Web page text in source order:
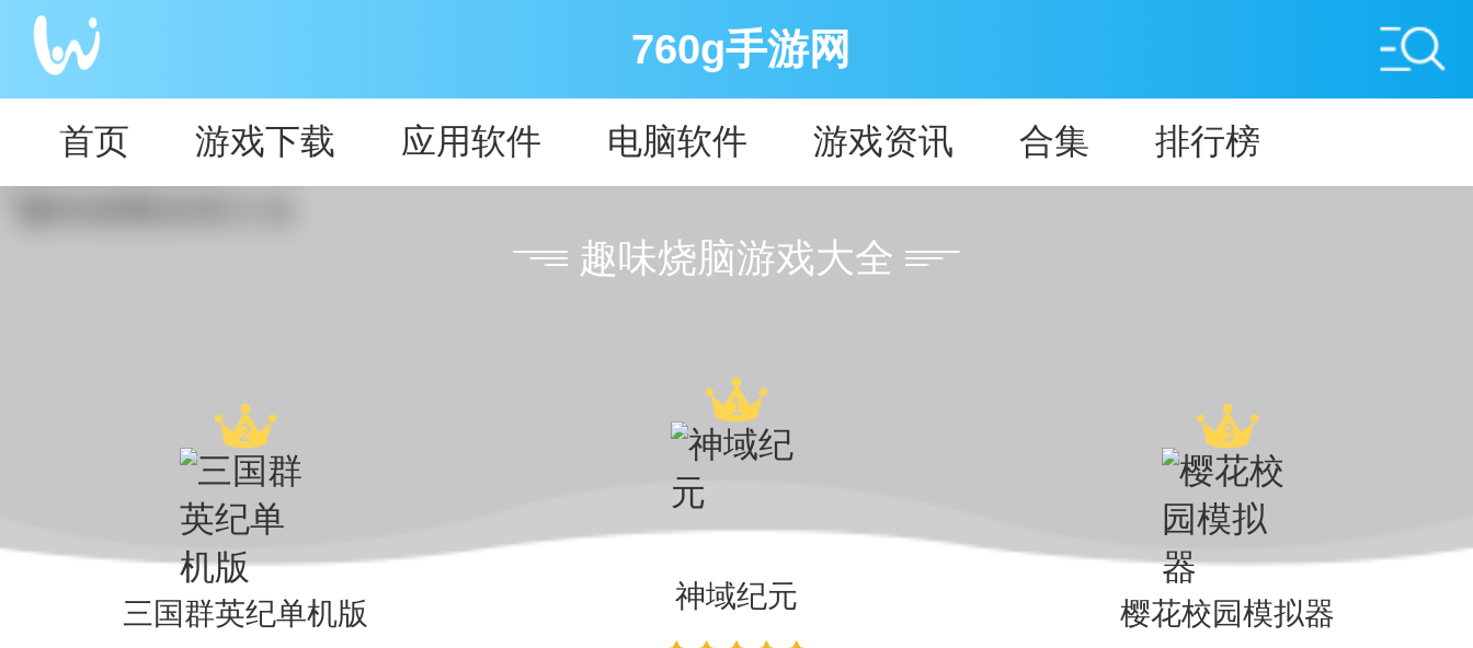
760g手游网
首页 游戏下载 应用软件 电脑软件 游戏资讯 合集 排行榜
趣味烧脑游戏大全
三国群英纪单机版
神域纪元
樱花校园模拟器